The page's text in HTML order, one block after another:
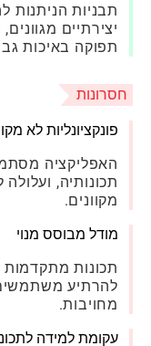
תבניות
יצירתיים
תפוקה באיכות
חסרונות
פונקציונליות לא
האפליקציה
תכונותיה,
מקוונים.
מודל מבוסס מנוי
תכונות מתקדמות
להרתיע
מחויבות.
עקומת למידה